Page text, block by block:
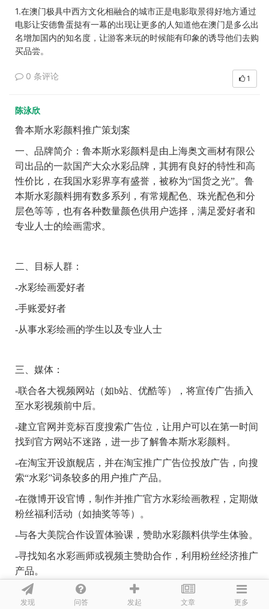
发现 问答 发起 文章 更多
1.在澳门极具中西方文化相融合的城市正是电影取景得好地方通过
电影让安德鲁蛋挞有一幕的出现让更多的人知道他在澳门是多么出
名增加国内的知名度，让游客来玩的时候能有印象的诱导他们去购
买品尝。
0 条评论 1
陈泳欣
鲁本斯水彩颜料推广策划案
一、品牌简介：鲁本斯水彩颜料是由上海奥文画材有限公
司出品的一款国产大众水彩品牌，其拥有良好的特性和高
性价比，在我国水彩界享有盛誉，被称为“国货之光”。鲁
本斯水彩颜料拥有数多系列，有常规配色、珠光配色和分
层色等等，也有各种数量颜色供用户选择，满足爱好者和
专业人士的绘画需求。
二、 目标人群：
-水彩绘画爱好者
-手账爱好者
-从事水彩绘画的学生以及专业人士
三、 媒体：
-联合各大视频网站（如b站、优酷等），将宣传广告插入
至水彩视频前中后。
-建立官网并竞标百度搜索广告位，让用户可以在第一时间
找到官方网站不迷路，进一步了解鲁本斯水彩颜料。
-在淘宝开设旗舰店，并在淘宝推广广告位投放广告，向搜
索“水彩”词条较多的用户推广产品。
-在微博开设官博，制作并推广官方水彩绘画教程，定期做
粉丝福利活动（如抽奖等等）。
-与各大美院合作设置体验课，赞助水彩颜料供学生体验。
-寻找知名水彩画师或视频主赞助合作，利用粉丝经济推广
产品。